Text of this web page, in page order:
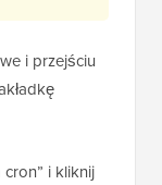
i przejściu
i kliknij